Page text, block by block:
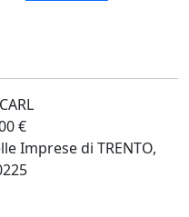
€
Imprese di TRENTO,